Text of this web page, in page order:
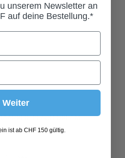
HAARREIF PEACH DREAM
unserem Newsletter an
auf deine Bestellung.*
Weiter
ist ab CHF 150 gültig.